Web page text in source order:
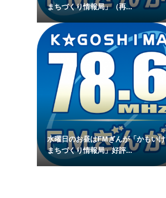
まちづくり情報局」（再...
水曜日のお昼はFMぎんが「かもいけ
まちづくり情報局」好評...